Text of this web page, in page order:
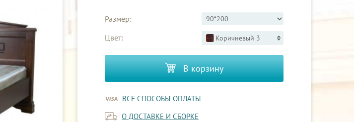
Размер:
Цвет:
Коричневый 3
В корзину
ВСЕ СПОСОБЫ ОПЛАТЫ
О ДОСТАВКЕ И СБОРКЕ